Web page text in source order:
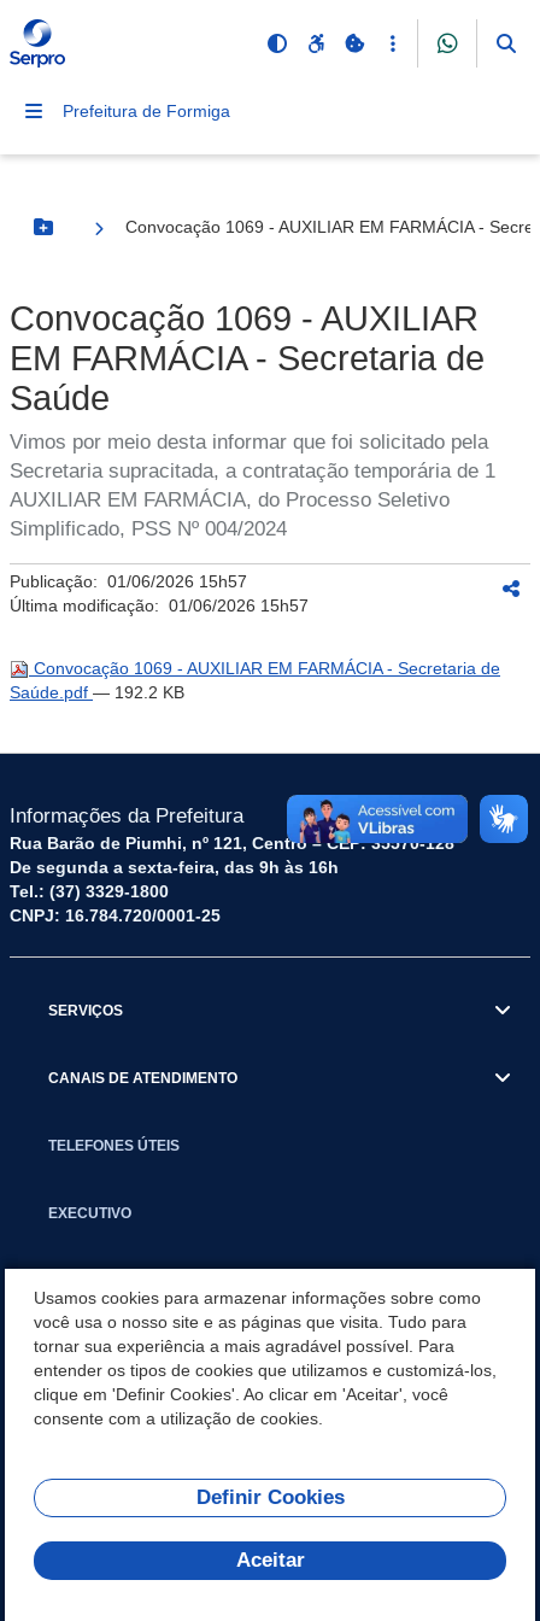
Prefeitura de Formiga
Botão Menu
Convocação 1069 - AUXILIAR EM FARMÁCIA -
Convocação 1069 - AUXILIAR
EM FARMÁCIA - Secretaria de
Saúde
Vimos por meio desta informar que foi solicitado pela
Secretaria supracitada, a contratação temporária de 1
AUXILIAR EM FARMÁCIA, do Processo Seletivo
Simplificado, PSS Nº 004/2024
Publicação: 01/06/2026 15h57
Última modificação: 01/06/2026 15h57
Convocação 1069 - AUXILIAR EM FARMÁCIA - Secretaria de
Saúde.pdf — 192.2 KB
Informações da Prefeitura
Rua Barão de Piumhi, nº 121, Centro – CEP: 35570-128
De segunda a sexta-feira, das 9h às 16h
Tel.: (37) 3329-1800
CNPJ: 16.784.720/0001-25
SERVIÇOS
CANAIS DE ATENDIMENTO
TELEFONES ÚTEIS
EXECUTIVO
APLICATIVO
SECRETARIAS
REDES SOCIAIS
Usamos cookies para armazenar informações sobre como
você usa o nosso site e as páginas que visita. Tudo para
tornar sua experiência a mais agradável possível. Para
entender os tipos de cookies que utilizamos e customizá-los,
clique em 'Definir Cookies'. Ao clicar em 'Aceitar', você
consente com a utilização de cookies.
Definir Cookies
Aceitar